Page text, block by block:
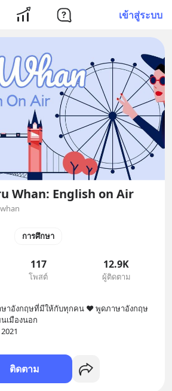
เข้าสู่ระบบ
Whan: English on Air
การศึกษา
117
โพสต์
12.9K
ผู้ติดตาม
ษาอังกฤษที่มีให้กับทุกคน ❤️ พูดภาษาอังกฤษ
เมืองนอก
ติดตาม